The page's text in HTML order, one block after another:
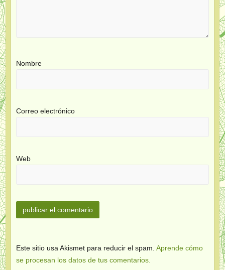
Nombre
Correo electrónico
Web
Este sitio usa Akismet para reducir el spam. Aprende cómo
se procesan los datos de tus comentarios.